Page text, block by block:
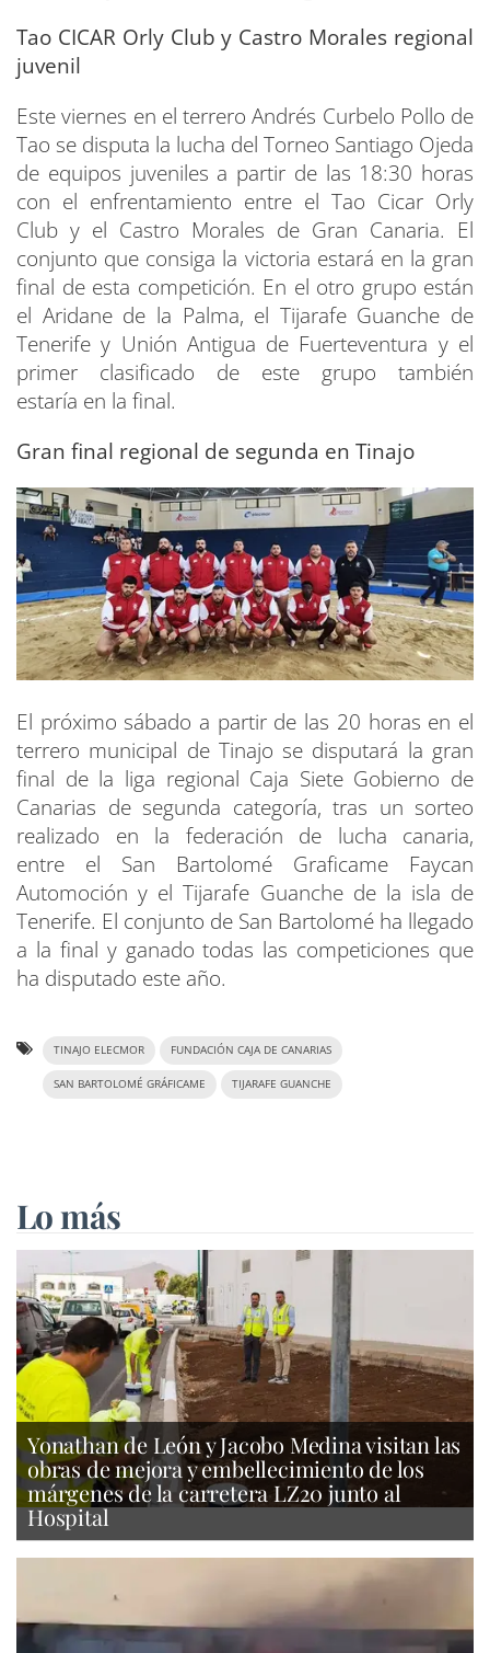
Tao CICAR Orly Club y Castro Morales regional
juvenil
Este viernes en el terrero Andrés Curbelo Pollo de
Tao se disputa la lucha del Torneo Santiago Ojeda
de equipos juveniles a partir de las 18:30 horas
con el enfrentamiento entre el Tao Cicar Orly
Club y el Castro Morales de Gran Canaria. El
conjunto que consiga la victoria estará en la gran
final de esta competición. En el otro grupo están
el Aridane de la Palma, el Tijarafe Guanche de
Tenerife y Unión Antigua de Fuerteventura y el
primer clasificado de este grupo también
estaría en la final.
Gran final regional de segunda en Tinajo
El próximo sábado a partir de las 20 horas en el
terrero municipal de Tinajo se disputará la gran
final de la liga regional Caja Siete Gobierno de
Canarias de segunda categoría, tras un sorteo
realizado en la federación de lucha canaria,
entre el San Bartolomé Graficame Faycan
Automoción y el Tijarafe Guanche de la isla de
Tenerife. El conjunto de San Bartolomé ha llegado
a la final y ganado todas las competiciones que
ha disputado este año.
TINAJO ELECMOR FUNDACIÓN CAJA DE CANARIAS
SAN BARTOLOMÉ GRÁFICAME TIJARAFE GUANCHE
Lo más
Yonathan de León y Jacobo Medina visitan las
obras de mejora y embellecimiento de los
márgenes de la carretera LZ20 junto al
Hospital